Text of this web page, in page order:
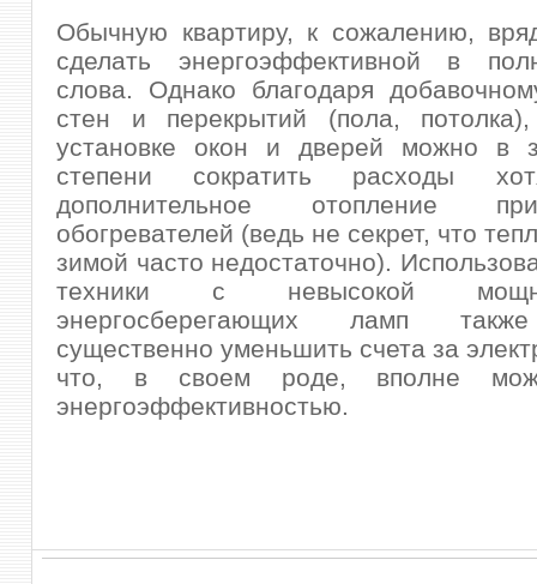
Обычную квартиру, к сожалению,
сделать энергоэффективной в
слова. Однако благодаря
стен и перекрытий (пола, потолка),
установке окон и дверей можно в
степени сократить расходы
дополнительное отопление
обогревателей (ведь не секрет, что
зимой часто недостаточно).
техники с невысокой
энергосберегающих ламп
существенно уменьшить счета за
что, в своем роде, вполне
энергоэффективностью.